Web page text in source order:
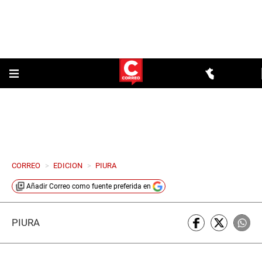
CORREO > EDICION > PIURA
Añadir Correo como fuente preferida en
PIURA